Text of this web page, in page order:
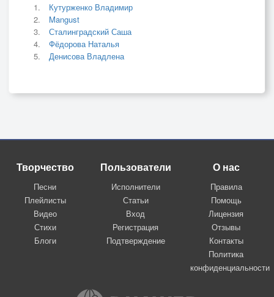
Кутурженко Владимир
Mangust
Сталинградский Саша
Фёдорова Наталья
Денисова Владлена
Творчество
Песни
Плейлисты
Видео
Стихи
Блоги
Пользователи
Исполнители
Статьи
Вход
Регистрация
Подтверждение
О нас
Правила
Помощь
Лицензия
Отзывы
Контакты
Политика
конфиденциальности